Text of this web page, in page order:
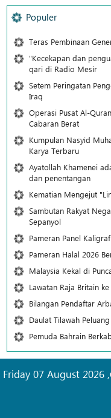
Populer
Teras Pembinaan
"Kecekapan dan
qari di Radio Mesir
Setem Peringatan
Iraq
Operasi Pusat Al-
Cabaran Berat
Kumpulan Nasyid
Karya Terbaru
Ayatollah Khamenei
dan penentangan
Kematian Mengejut
Sambutan Rakyat
Sepanyol
Pameran Panel
Pameran Halal 2026
Malaysia Kekal di
Lawatan Raja Britain
Bilangan Pendaftar
Daulat Tilawah
Pemuda Bahrain
Friday 07 August 2026 ,